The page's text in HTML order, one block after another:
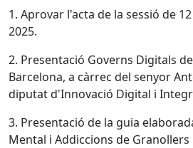
1. Aprovar l'acta de la sessió de
2025.
2. Presentació Governs Digitals
Barcelona, a càrrec del senyor
diputat d'Innovació Digital i
3. Presentació de la guia
Mental i Addiccions de